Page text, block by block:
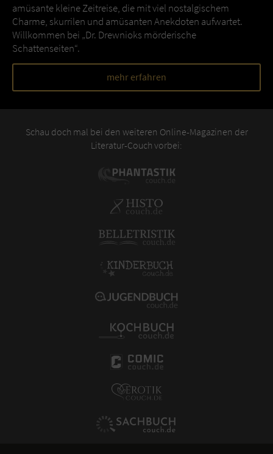
amüsante kleine Zeitreise, die mit viel nostalgischem
Charme, skurrilen und amüsanten Anekdoten aufwartet.
Willkommen bei „Dr. Drewnioks mörderische
Schattenseiten“.
mehr erfahren
Schau doch mal bei den weiteren Online-Magazinen der
Literatur-Couch vorbei: